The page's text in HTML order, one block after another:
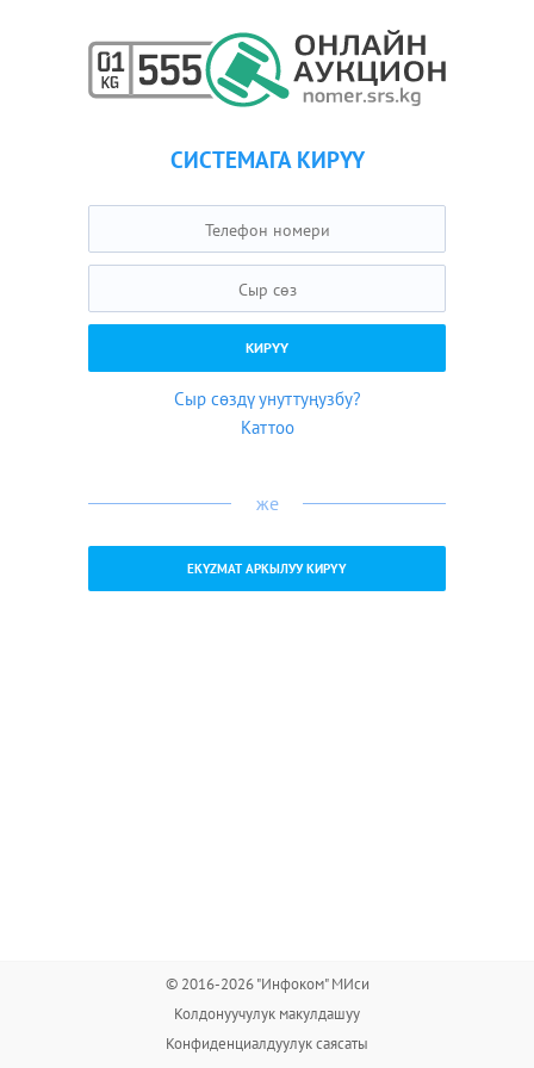
СИСТЕМАГА КИРҮҮ
Сыр сөздү унуттуңузбу?
Каттоо
же
EKYZMAT АРКЫЛУУ КИРҮҮ
© 2016-2026 "Инфоком" МИси
Колдонуучулук макулдашуу
Конфиденциалдуулук саясаты